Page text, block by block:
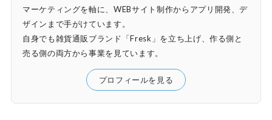
マーケティングを軸に、WEBサイト制作からアプリ開発、デ
ザインまで手がけています。
自身でも雑貨通販ブランド「Fresk」を立ち上げ、作る側と
売る側の両方から事業を見ています。
プロフィールを見る